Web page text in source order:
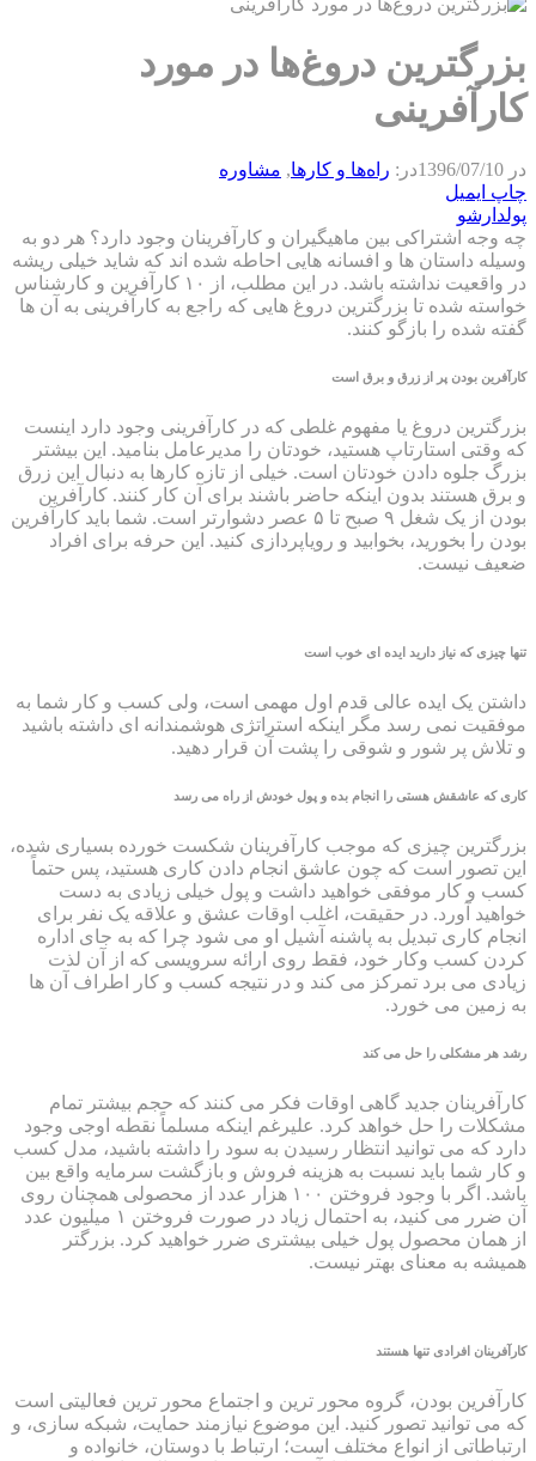
بزرگترین دروغ‌ها در مورد
کارآفرینی
در 1396/07/10در: راه‌ها و كارها, مشاوره
چاپ ایمیل
پولدارشو
چه وجه اشتراکی بین ماهیگیران و کارآفرینان وجود دارد؟ هر دو به
وسیله داستان ها و افسانه هایی احاطه شده اند که شاید خیلی ریشه
در واقعیت نداشته باشد. در این مطلب، از ۱۰ کارآفرین و کارشناس
خواسته شده تا بزرگترین دروغ هایی که راجع به کارآفرینی به آن ها
گفته شده را بازگو کنند.
کارآفرین بودن پر از زرق و برق است
بزرگترین دروغ یا مفهوم غلطی که در کارآفرینی وجود دارد اینست
که وقتی استارتاپ هستید، خودتان را مدیرعامل بنامید. این بیشتر
بزرگ جلوه دادن خودتان است. خیلی از تازه کارها به دنبال این زرق
و برق هستند بدون اینکه حاضر باشند برای آن کار کنند. کارآفرین
بودن از یک شغل ۹ صبح تا ۵ عصر دشوارتر است. شما باید کارآفرین
بودن را بخورید، بخوابید و رویاپردازی کنید. این حرفه برای افراد
ضعیف نیست.
تنها چیزی که نیاز دارید ایده ای خوب است
داشتن یک ایده عالی قدم اول مهمی است، ولی کسب و کار شما به
موفقیت نمی رسد مگر اینکه استراتژی هوشمندانه ای داشته باشید
و تلاش پر شور و شوقی را پشت آن قرار دهید.
کاری که عاشقش هستی را انجام بده و پول خودش از راه می رسد
بزرگترین چیزی که موجب کارآفرینان شکست خورده بسیاری شده،
این تصور است که چون عاشق انجام دادن کاری هستید، پس حتماً
کسب و کار موفقی خواهید داشت و پول خیلی زیادی به دست
خواهید آورد. در حقیقت، اغلب اوقات عشق و علاقه یک نفر برای
انجام کاری تبدیل به پاشنه آشیل او می شود چرا که به جای اداره
کردن کسب وکار خود، فقط روی ارائه سرویسی که از آن لذت
زیادی می برد تمرکز می کند و در نتیجه کسب و کار اطراف آن ها
به زمین می خورد.
رشد هر مشکلی را حل می کند
کارآفرینان جدید گاهی اوقات فکر می کنند که حجم بیشتر تمام
مشکلات را حل خواهد کرد. علیرغم اینکه مسلماً نقطه اوجی وجود
دارد که می توانید انتظار رسیدن به سود را داشته باشید، مدل کسب
و کار شما باید نسبت به هزینه فروش و بازگشت سرمایه واقع بین
باشد. اگر با وجود فروختن ۱۰۰ هزار عدد از محصولی همچنان روی
آن ضرر می کنید، به احتمال زیاد در صورت فروختن ۱ میلیون عدد
از همان محصول پول خیلی بیشتری ضرر خواهید کرد. بزرگتر
همیشه به معنای بهتر نیست.
کارآفرینان افرادی تنها هستند
کارآفرین بودن، گروه محور ترین و اجتماع محور ترین فعالیتی است
که می توانید تصور کنید. این موضوع نیازمند حمایت، شبکه سازی، و
ارتباطاتی از انواع مختلف است؛ ارتباط با دوستان، خانواده و